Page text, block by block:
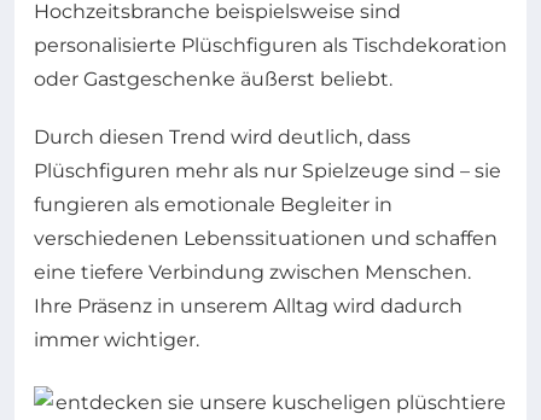
Hochzeitsbranche beispielsweise sind
personalisierte Plüschfiguren als Tischdekoration
oder Gastgeschenke äußerst beliebt.
Durch diesen Trend wird deutlich, dass
Plüschfiguren mehr als nur Spielzeuge sind – sie
fungieren als emotionale Begleiter in
verschiedenen Lebenssituationen und schaffen
eine tiefere Verbindung zwischen Menschen.
Ihre Präsenz in unserem Alltag wird dadurch
immer wichtiger.